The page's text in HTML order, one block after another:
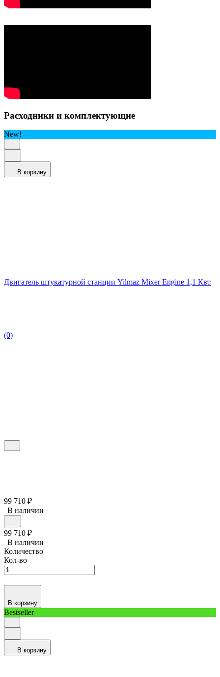
Расходники и комплектующие
New!
В корзину
Двигатель штукатурной станции Yilmaz Mixer Engine 1,1 Квт
(0)
99 710 ₽
В наличии
99 710 ₽
В наличии
Количество
Кол-во
В корзину
Bestseller
В корзину